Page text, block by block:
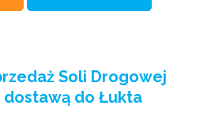
Soli Drogowej
do Łukta